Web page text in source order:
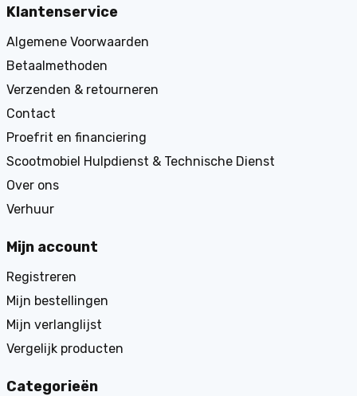
Klantenservice
Algemene Voorwaarden
Betaalmethoden
Verzenden & retourneren
Contact
Proefrit en financiering
Scootmobiel Hulpdienst & Technische Dienst
Over ons
Verhuur
Mijn account
Registreren
Mijn bestellingen
Mijn verlanglijst
Vergelijk producten
Categorieën